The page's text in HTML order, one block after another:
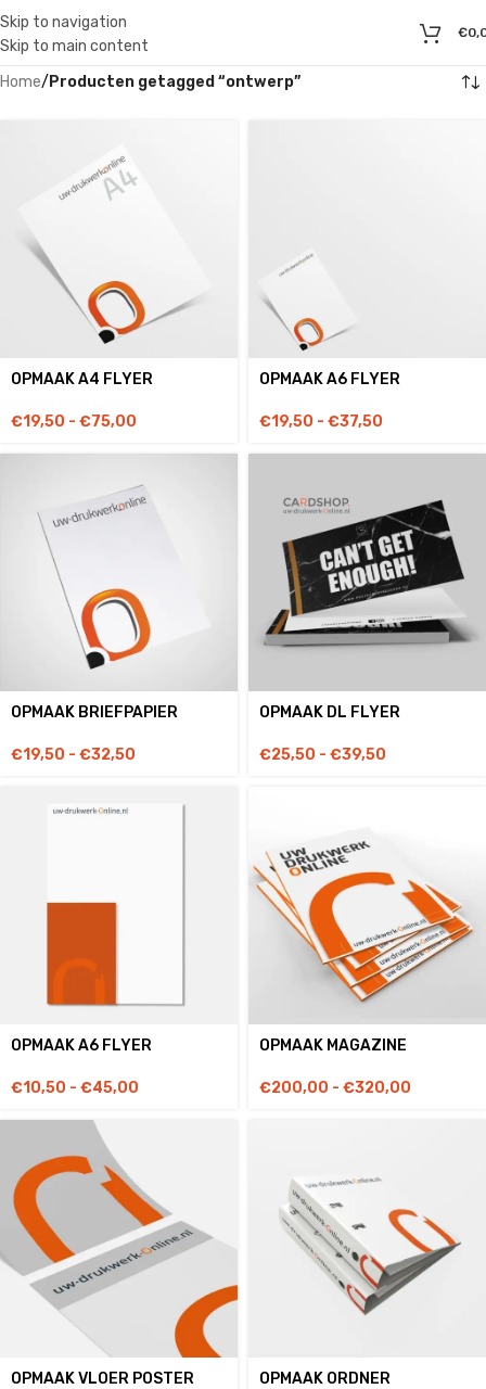
Skip to navigation
Skip to main content
€
Home/ Producten getagged “ontwerp”
OPMAAK A4 FLYER
€19,50 - €75,00
OPMAAK A6 FLYER
€19,50 - €37,50
OPMAAK BRIEFPAPIER
€19,50 - €32,50
OPMAAK DL FLYER
€25,50 - €39,50
OPMAAK A6 FLYER
€10,50 - €45,00
OPMAAK MAGAZINE
€200,00 - €320,00
OPMAAK VLOER POSTER OPMAAK ORDNER